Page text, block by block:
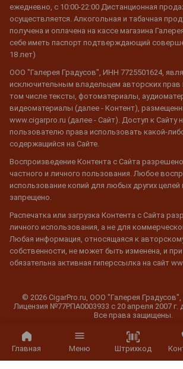
Главная Меню Штрихкод
ежедневно, с 10:00-22:00 Дистанционная
осуществляется. Алкогольная и табачная
получена и оплачена на кассе магазина
себе иметь паспорт подтверждающий
18 лет)
ООО "Галерея Градусов", ИНН 7725501624,
исключительным владельцем авторских прав
том числе тексты, фотоматериалы,
видеоматериалы (далее - Контент),
www.cigarpro.ru (далее - Сайт). Доступ к Сайту
пользователю права использовать какой-
содержащийся на Сайте.
Воспроизведение Контента с Сайта
частного и личного пользования. Любое
использование копий для любых других целей
запрещено.
Распечатка или загрузка Контента с Сайта
личного использования, а не для
Любая информация, относящаяся к
собственности, не может быть изменена, и
обязательна активная гиперссылка на сайт
© 2026 CigarPro.ru, ООО "Галерея
Лицензия №77РПА0003933 c 20 апреля 2007 г.
Все права защищены.